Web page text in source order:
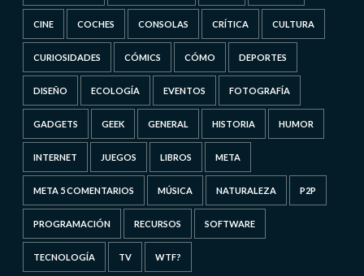
CINE COCHES CONSOLAS CRÍTICA CULTURA
CURIOSIDADES CÓMICS CÓMO DEPORTES
DISEÑO ECOLOGÍA EVENTOS FOTOGRAFÍA
GADGETS GEEK GENERAL HISTORIA HUMOR
INTERNET JUEGOS LIBROS META
META 5 COMENTARIOS MÚSICA NATURALEZA P2P
PROGRAMACIÓN RECURSOS SOFTWARE
TECNOLOGÍA TV WTF?